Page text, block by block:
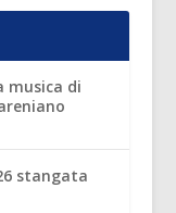
musica di
stangata